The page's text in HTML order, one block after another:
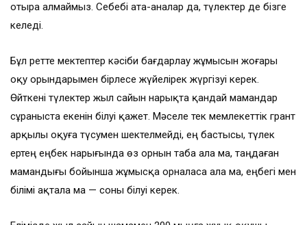
отыра алмаймыз. Себебі ата-аналар да, түлектер де бізге
келеді.
Бұл ретте мектептер кәсіби бағдарлау жұмысын жоғары
оқу орындарымен бірлесе жүйелірек жүргізуі керек.
Өйткені түлектер жыл сайын нарықта қандай мамандар
сұраныста екенін білуі қажет. Мәселе тек мемлекеттік грант
арқылы оқуға түсумен шектелмейді, ең бастысы, түлек
ертең еңбек нарығында өз орнын таба ала ма, таңдаған
мамандығы бойынша жұмысқа орналаса ала ма, еңбегі мен
білімі ақтала ма — соны білуі керек.